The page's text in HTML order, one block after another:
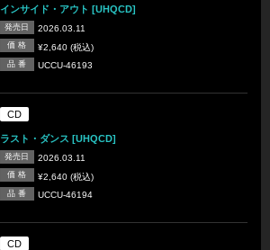
インサイド・アウト [UHQCD]
発売日 2026.03.11
価 格 ¥2,640 (税込)
品 番 UCCU-46193
CD
ラスト・ダンス [UHQCD]
発売日 2026.03.11
価 格 ¥2,640 (税込)
品 番 UCCU-46194
CD